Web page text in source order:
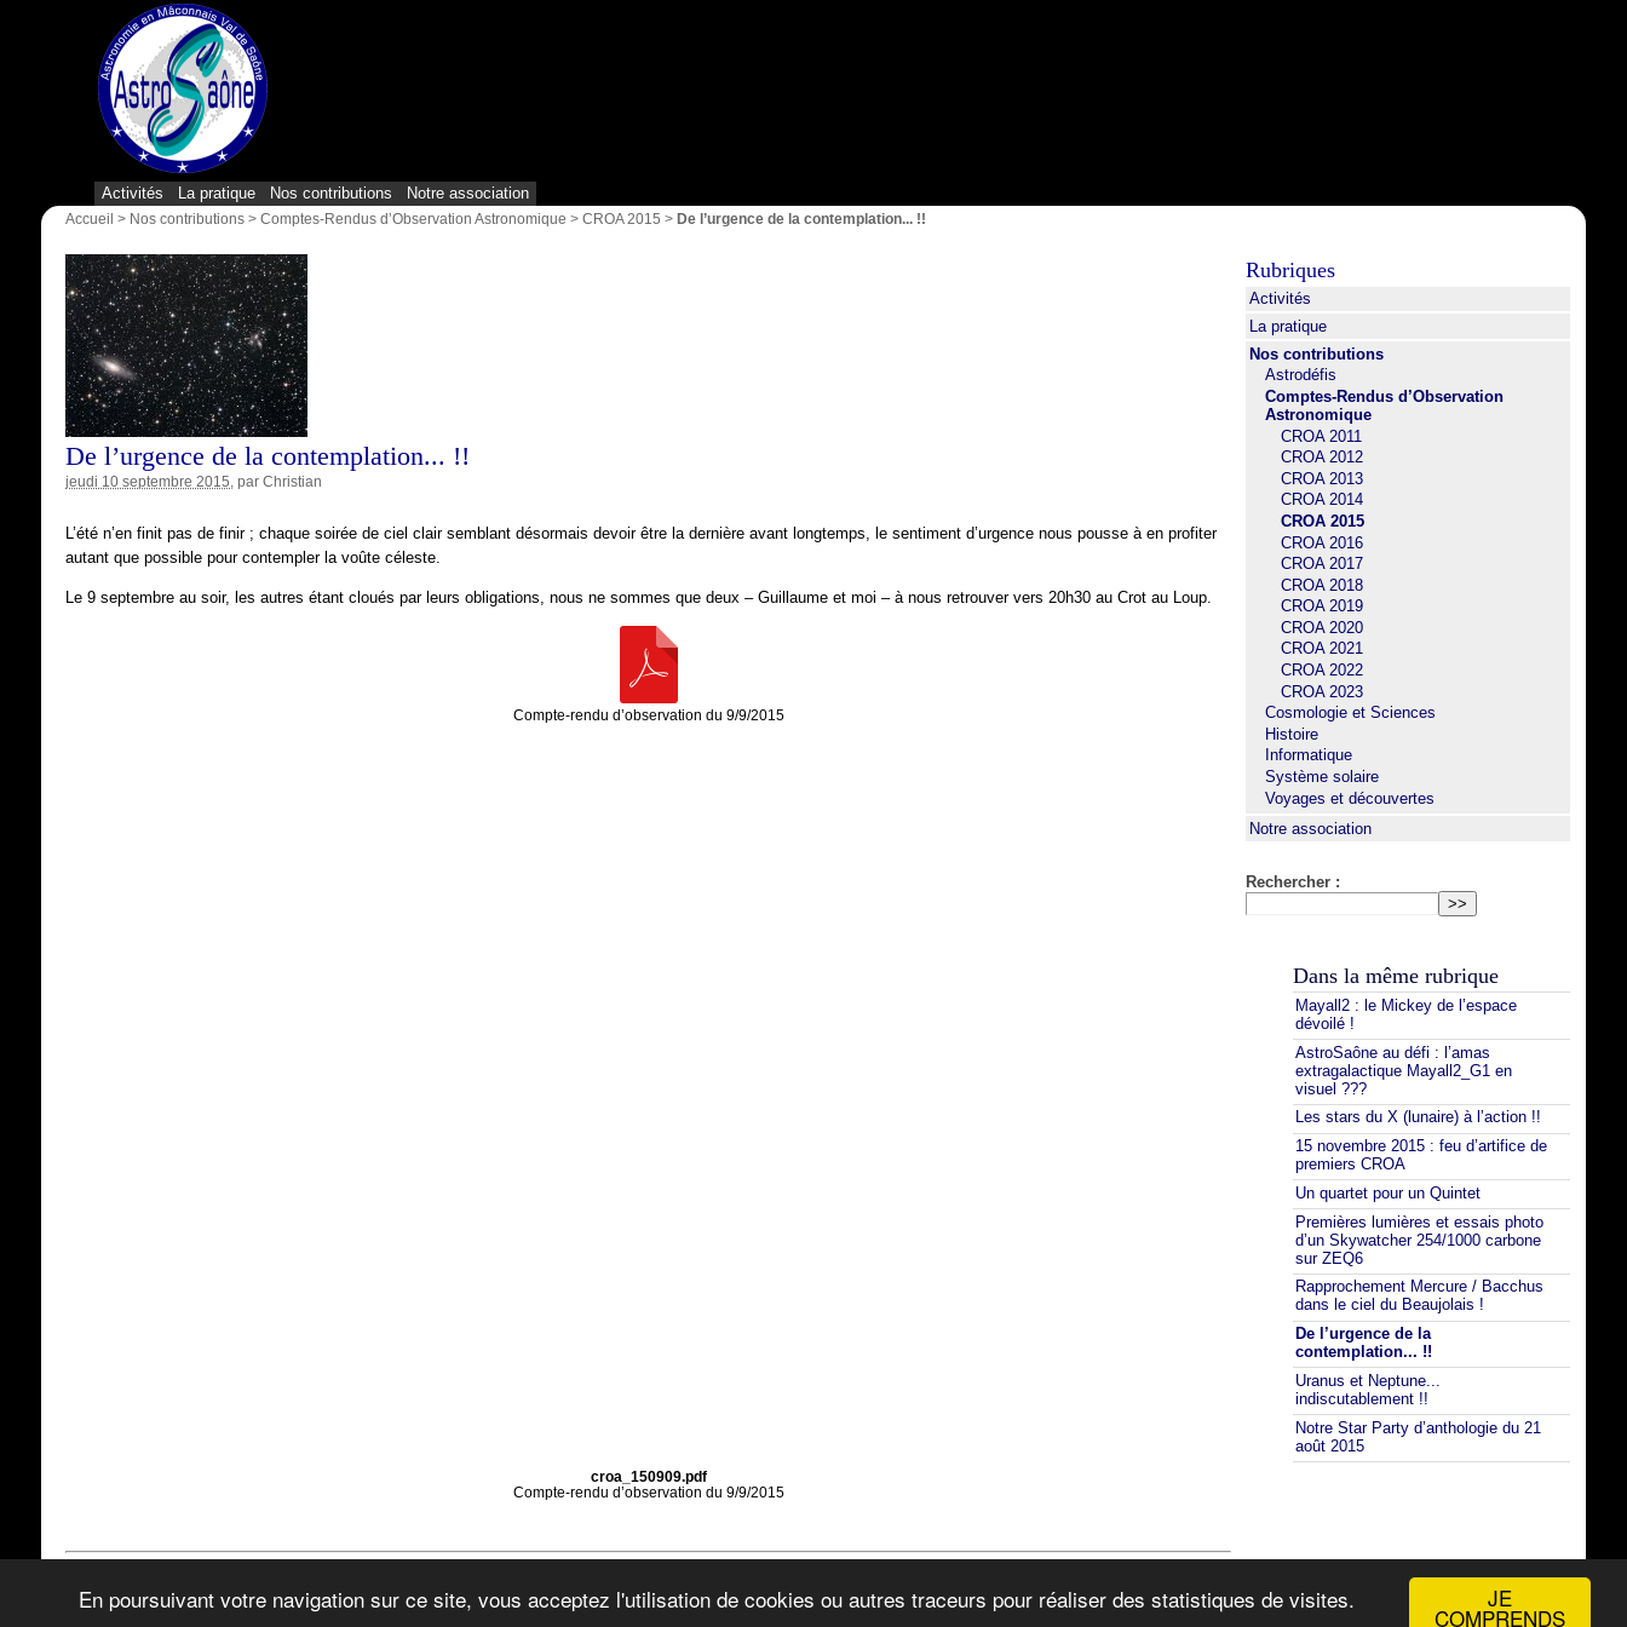
JE
COMPRENDS
En poursuivant votre navigation sur ce site, vous acceptez l'utilisation de cookies ou autres traceurs pour réaliser des statistiques de visites.
Activités La pratique Nos contributions Notre association
Accueil > Nos contributions >Comptes-Rendus d’Observation Astronomique >CROA 2015 >De l’urgence de la contemplation... !!
De l’urgence de la contemplation... !!
jeudi 10 septembre 2015 , parChristian
L’été n’en finit pas de finir ; chaque soirée de ciel clair semblant désormais devoir être la dernière avant longtemps, le sentiment d’urgence nous pousse à en profiter
autant que possible pour contempler la voûte céleste.
Le 9 septembre au soir, les autres étant cloués par leurs obligations, nous ne sommes que deux – Guillaume et moi – à nous retrouver vers 20h30 au Crot au Loup.
Compte-rendu d’observation du 9/9/2015
croa_150909.pdf
Compte-rendu d’observation du 9/9/2015
Rubriques
Activités
La pratique
Nos contributions
Astrodéfis
Comptes-Rendus d’Observation
Astronomique
CROA 2011
CROA 2012
CROA 2013
CROA 2014
CROA 2015
CROA 2016
CROA 2017
CROA 2018
CROA 2019
CROA 2020
CROA 2021
CROA 2022
CROA 2023
Cosmologie et Sciences
Histoire
Informatique
Système solaire
Voyages et découvertes
Notre association
Rechercher :
Dans la même rubrique
Mayall2 : le Mickey de l’espace
dévoilé !
AstroSaône au défi : l’amas
extragalactique Mayall2_G1 en
visuel ???
Les stars du X (lunaire) à l’action !!
15 novembre 2015 : feu d’artifice de
premiers CROA
Un quartet pour un Quintet
Premières lumières et essais photo
d’un Skywatcher 254/1000 carbone
sur ZEQ6
Rapprochement Mercure / Bacchus
dans le ciel du Beaujolais !
De l’urgence de la
contemplation... !!
Uranus et Neptune...
indiscutablement !!
Notre Star Party d’anthologie du 21
août 2015
AstroSaône, astronomie dans le Mâconnais Val de Saône. Association club de passionnés d'astronomie dans le secteur géographique proche de Mâcon, sur 3 départements: La Saône et Loire (71) avec le Mâconnais, L'Ain (01) avec la
Bresse du Val de Saône et Le Rhône (69) avec le Beaujolais.